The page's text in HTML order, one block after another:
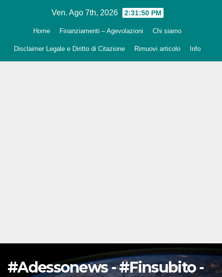
Ven. Ago 7th, 2026 2:31:51 PM
Home Finanziamenti – Agevolazioni Chi siamo
Disclaimer Legale e Diritto di Citazione Rimuovi articolo Info
#Adessonews - #Finsubito -